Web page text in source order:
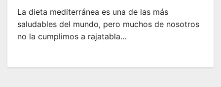
La dieta mediterránea es una de las más
saludables del mundo, pero muchos de nosotros
no la cumplimos a rajatabla…